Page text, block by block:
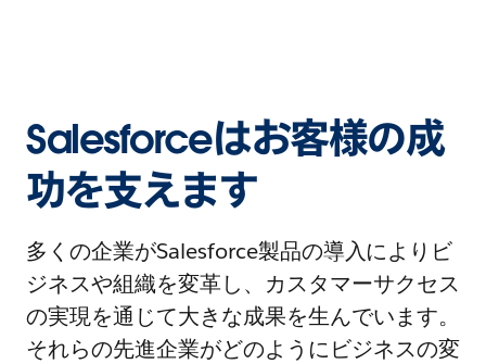
Salesforceはお客様の成
功を支えます
多くの企業がSalesforce製品の導入によりビ
ジネスや組織を変革し、カスタマーサクセス
の実現を通じて大きな成果を生んでいます。
それらの先進企業がどのようにビジネスの変